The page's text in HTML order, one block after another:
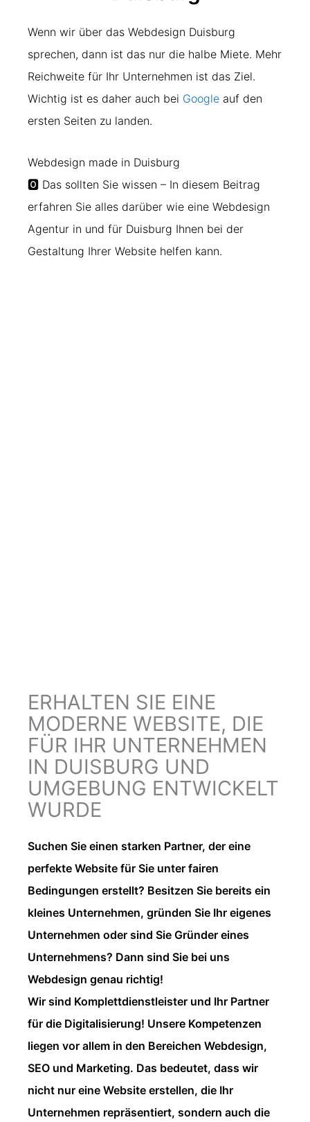
Wenn wir über das Webdesign Duisburg
sprechen, dann ist das nur die halbe Miete. Mehr
Reichweite für Ihr Unternehmen ist das Ziel.
Wichtig ist es daher auch bei Google auf den
ersten Seiten zu landen.
Webdesign made in Duisburg
🅾️ Das sollten Sie wissen – In diesem Beitrag
erfahren Sie alles darüber wie eine Webdesign
Agentur in und für Duisburg Ihnen bei der
Gestaltung Ihrer Website helfen kann.
ERHALTEN SIE EINE
MODERNE WEBSITE, DIE
FÜR IHR UNTERNEHMEN
IN DUISBURG UND
UMGEBUNG ENTWICKELT
WURDE
Suchen Sie einen starken Partner, der eine
perfekte Website für Sie unter fairen
Bedingungen erstellt? Besitzen Sie bereits ein
kleines Unternehmen, gründen Sie Ihr eigenes
Unternehmen oder sind Sie Gründer eines
Unternehmens? Dann sind Sie bei uns
Webdesign genau richtig!
Wir sind Komplettdienstleister und Ihr Partner
für die Digitalisierung! Unsere Kompetenzen
liegen vor allem in den Bereichen Webdesign,
SEO und Marketing. Das bedeutet, dass wir
nicht nur eine Website erstellen, die Ihr
Unternehmen repräsentiert, sondern auch die